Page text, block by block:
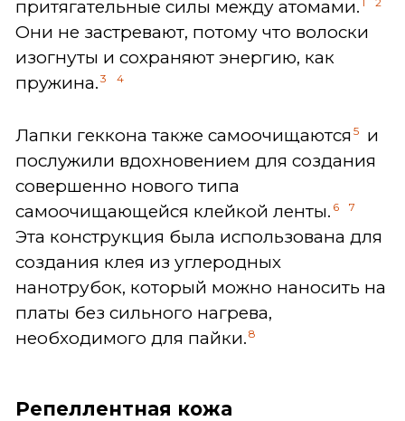
притягательные силы между атомами.
Они не застревают, потому что волоски
изогнуты и сохраняют энергию, как
пружина. 3 4
Лапки геккона также самоочищаются 5
и
послужили вдохновением для создания
совершенно нового типа
самоочищающейся клейкой ленты. 6 7
Эта конструкция была использована для
создания клея из углеродных
нанотрубок, который можно наносить на
платы без сильного нагрева,
необходимого для пайки. 8
Репеллентная кожа